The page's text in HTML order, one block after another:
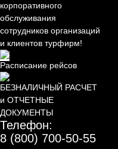
корпоративного
обслуживания
сотрудников организаций
и клиентов турфирм!
Расписание рейсов
БЕЗНАЛИЧНЫЙ РАСЧЕТ
и ОТЧЕТНЫЕ
ДОКУМЕНТЫ
Телефон:
8 (800) 700-50-55